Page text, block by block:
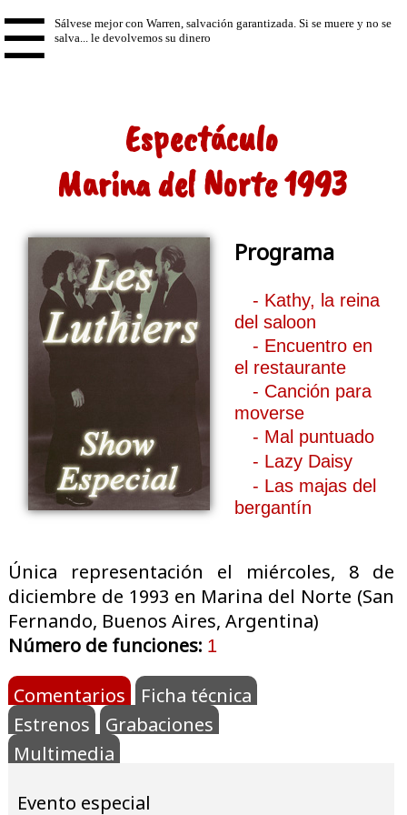
☰
Espectáculo
Marina del Norte 1993
Programa
- Kathy, la reina
del saloon
- Encuentro en
el restaurante
- Canción para
moverse
- Mal puntuado
- Lazy Daisy
- Las majas del
bergantín
Única representación el miércoles, 8 de
diciembre de 1993 en Marina del Norte (San
Fernando, Buenos Aires, Argentina)
Número de funciones: 1
Comentarios
Ficha técnica
Estrenos
Grabaciones
Multimedia
Evento especial